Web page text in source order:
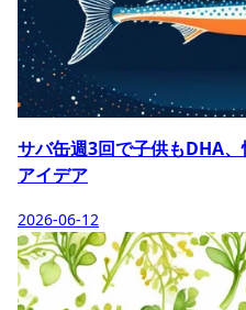
サバ缶週3回で子供もDHA
アイデア
2026-06-12